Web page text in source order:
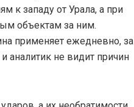
к западу от Урала, а при
объектам за ним.
применяет ежедневно, за
аналитик не видит причин